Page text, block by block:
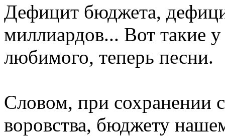
Дефицит бюджета,
миллиардов... Вот такие
любимого, теперь песни.
Словом, при сохранении
воровства, бюджету